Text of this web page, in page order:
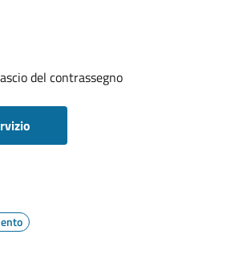
del contrassegno